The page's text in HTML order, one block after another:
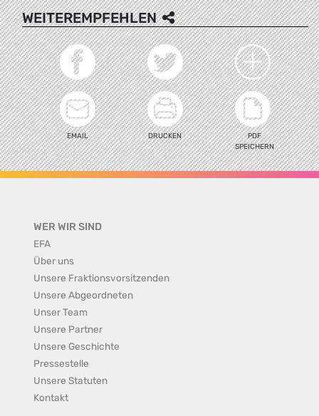
WEITEREMPFEHLEN
EMAIL DRUCKEN
PDF
SPEICHERN
WER WIR SIND
EFA
Über uns
Unsere Fraktionsvorsitzenden
Unsere Abgeordneten
Unser Team
Unsere Partner
Unsere Geschichte
Pressestelle
Unsere Statuten
Kontakt